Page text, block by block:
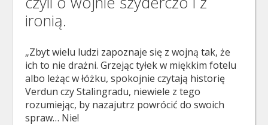
ironią.
„Zbyt wielu ludzi zapoznaje się z wojną tak, że
ich to nie drażni. Grzejąc tyłek w miękkim fotelu
albo leżąc w łóżku, spokojnie czytają historię
Verdun czy Stalingradu, niewiele z tego
rozumiejąc, by nazajutrz powrócić do swoich
spraw… Nie!